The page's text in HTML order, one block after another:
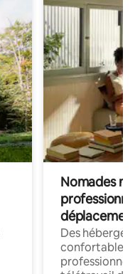
Nomades
déplacement
Des
confortables
professionnels